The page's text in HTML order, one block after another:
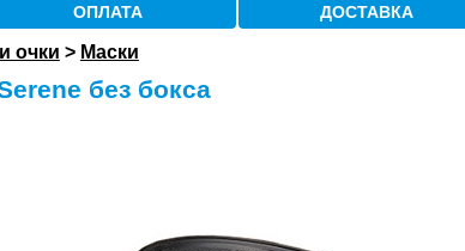
ОПЛАТА ДОСТАВКА
очки > Маски
без бокса